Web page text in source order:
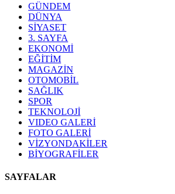
GÜNDEM
DÜNYA
SİYASET
3. SAYFA
EKONOMİ
EĞİTİM
MAGAZİN
OTOMOBİL
SAĞLIK
SPOR
TEKNOLOJİ
VIDEO GALERİ
FOTO GALERİ
VİZYONDAKİLER
BİYOGRAFİLER
SAYFALAR